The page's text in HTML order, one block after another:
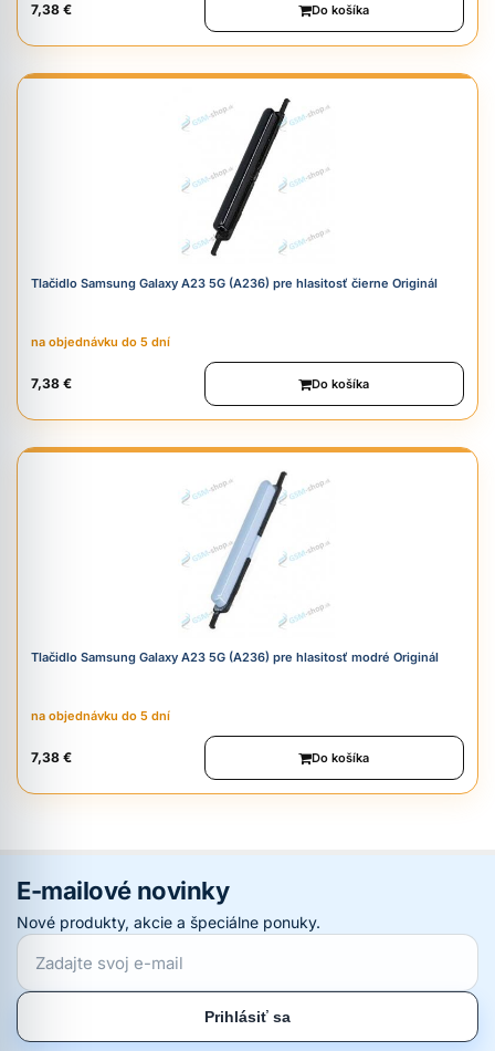
7,38 € Do košíka
Tlačidlo Samsung Galaxy A23 5G (A236) pre hlasitosť čierne Originál
na objednávku do 5 dní
7,38 € Do košíka
Tlačidlo Samsung Galaxy A23 5G (A236) pre hlasitosť modré Originál
na objednávku do 5 dní
7,38 € Do košíka
E-mailové novinky
Nové produkty, akcie a špeciálne ponuky.
Prihlásiť sa